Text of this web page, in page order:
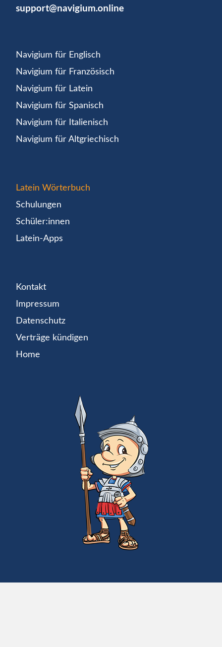
support@navigium.online
Navigium für Englisch
Navigium für Französisch
Navigium für Latein
Navigium für Spanisch
Navigium für Italienisch
Navigium für Altgriechisch
Latein Wörterbuch
Schulungen
Schüler:innen
Latein-Apps
Kontakt
Impressum
Datenschutz
Verträge kündigen
Home